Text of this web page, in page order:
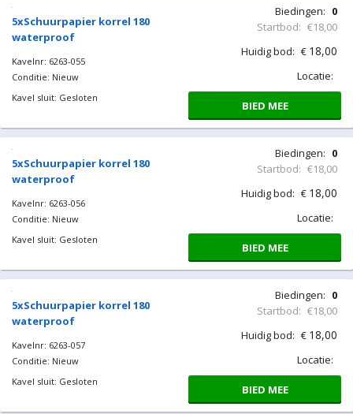
5xSchuurpapier korrel 240
Kavelnr: 6263-054
Conditie: Nieuw
Kavel sluit: Gesloten
Startbod: €18,00
18,00
Locatie:
BIED MEE
5xSchuurpapier korrel 180
waterproof
Kavelnr: 6263-055
Conditie: Nieuw
Kavel sluit: Gesloten
Biedingen: 0
Startbod: €18,00
18,00
Locatie:
BIED MEE
5xSchuurpapier korrel 180
waterproof
Kavelnr: 6263-056
Conditie: Nieuw
Kavel sluit: Gesloten
Biedingen: 0
Startbod: €18,00
18,00
Locatie:
BIED MEE